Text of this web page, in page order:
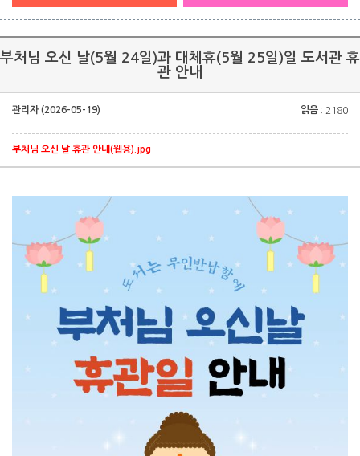
부처님 오신 날(5월 24일)과 대체휴(5월 25일)일 도서관 휴
관 안내
관리자 (2026-05-19) 읽음 : 2180
부처님 오신 날 휴관 안내(웹용).jpg